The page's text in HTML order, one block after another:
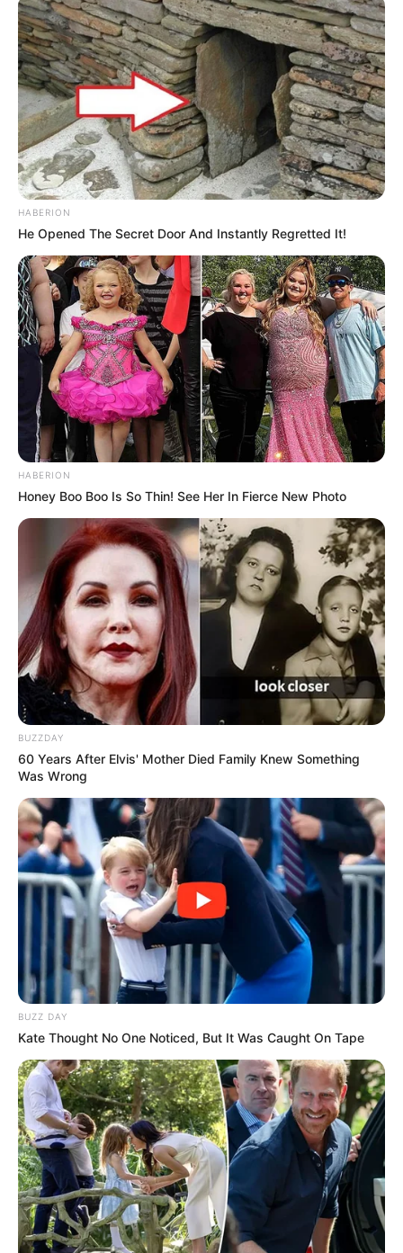
LIHAT ARTIKEL LAINNYA
Laras Kinanda Nyimas Ratu Rafa
HABERION
He Opened The Secret Door And Instantly Regretted It!
HABERION
Honey Boo Boo Is So Thin! See Her In Fierce New Photo
BUZZDAY
60 Years After Elvis' Mother Died Family Knew Something
Was Wrong
BUZZ DAY
Kate Thought No One Noticed, But It Was Caught On Tape